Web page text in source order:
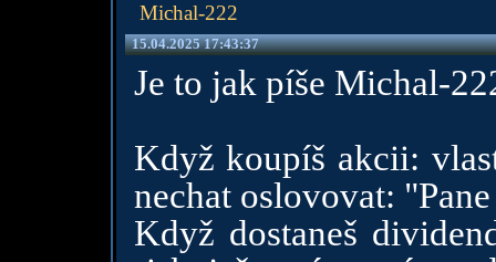
Michal-222
15.04.2025 17:43:37
Je to jak píše Michal-
Když koupíš akcii:
nechat oslovovat:
Když dostaneš